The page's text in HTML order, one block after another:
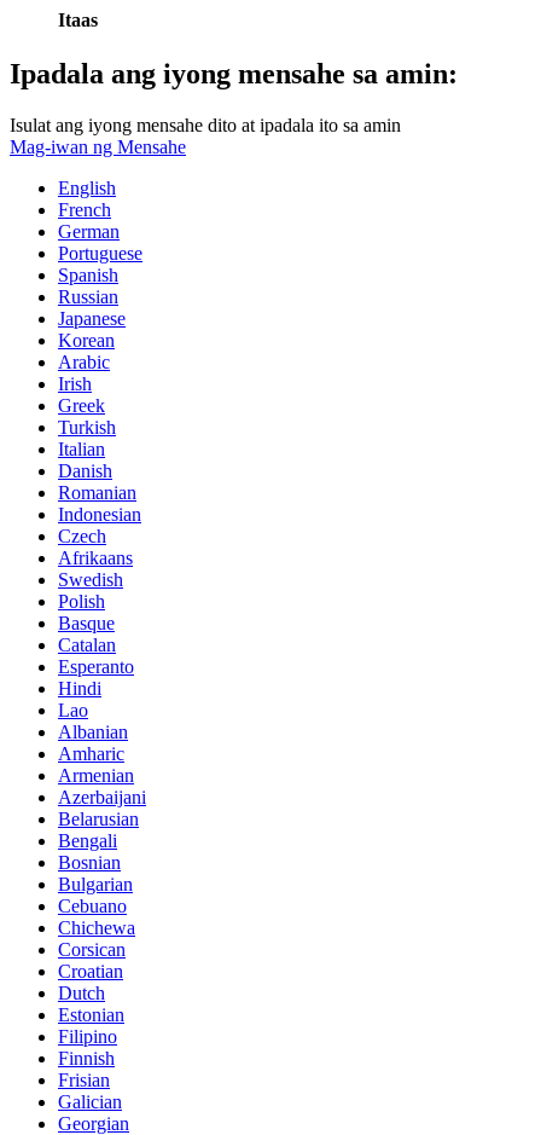
Itaas
Ipadala ang iyong mensahe sa amin:
Isulat ang iyong mensahe dito at ipadala ito sa amin
Mag-iwan ng Mensahe
English
French
German
Portuguese
Spanish
Russian
Japanese
Korean
Arabic
Irish
Greek
Turkish
Italian
Danish
Romanian
Indonesian
Czech
Afrikaans
Swedish
Polish
Basque
Catalan
Esperanto
Hindi
Lao
Albanian
Amharic
Armenian
Azerbaijani
Belarusian
Bengali
Bosnian
Bulgarian
Cebuano
Chichewa
Corsican
Croatian
Dutch
Estonian
Filipino
Finnish
Frisian
Galician
Georgian